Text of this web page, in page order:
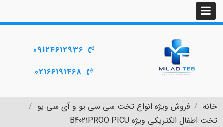
09124612936
02166191468
خانه
فروش ویژه انواع تخت سی سی یو و آی سی یو
تخت اطفال الکتریکی ویژه B4021PROO PICU